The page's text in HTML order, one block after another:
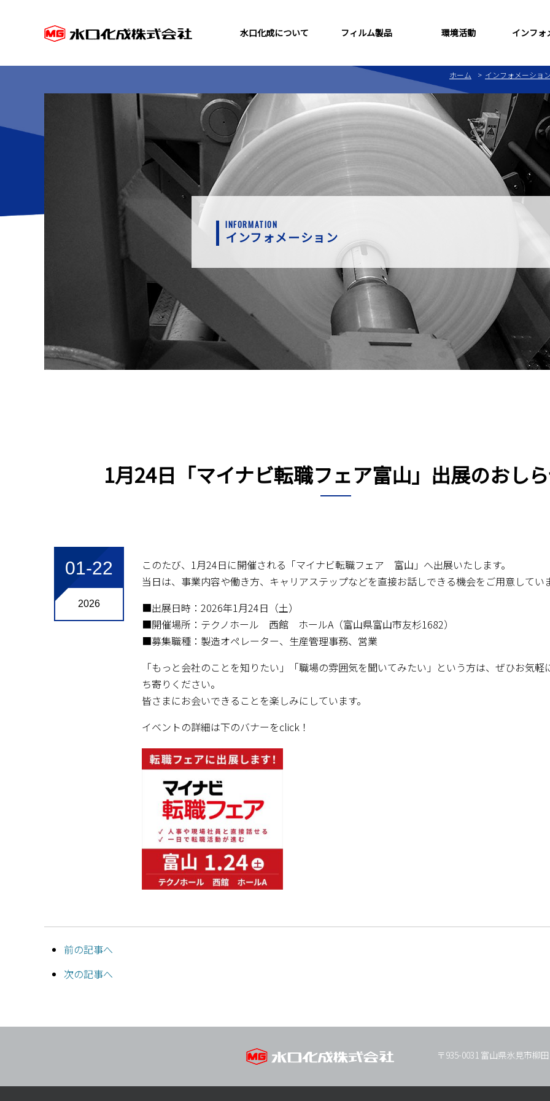
水口化成について
社長メッセージ・方針 会社概要 沿革 ISO認証取得
グループ会社
フィルム製品
製造工程 ストレッチフィルム シュリンクフィルム 帯電防止シリ
内袋用フィルム/チューブ ダイレクトメール用フィルム 新聞・書籍用
環境活動
ポリオレフィンについて ECO活動
インフォ
ホーム インフォメーション
INFORMATION
インフォメーション
1月24日「マイナビ転職フェア富山」出展のおし
01-22
2026
このたび、1月24日に開催される「マイナビ転職フェア 富山」へ出展いたします。
当日は、事業内容や働き方、キャリアステップなどを直接お話しできる機会をご用意してい
■出展日時：2026年1月24日（土）
■開催場所：テクノホール 西館 ホールA（富山県富山市友杉1682）
■募集職種：製造オペレーター、生産管理事務、営業
「もっと会社のことを知りたい」「職場の雰囲気を聞いてみたい」という方は、ぜひお気軽
ち寄りください。
皆さまにお会いできることを楽しみにしています。
イベントの詳細は下のバナーをclick！
前の記事へ
次の記事へ
〒935-0031 富山県氷見市柳